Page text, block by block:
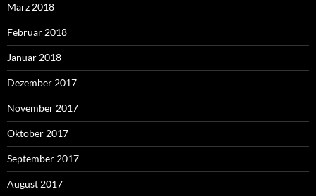
März 2018
Februar 2018
Januar 2018
Dezember 2017
November 2017
Oktober 2017
September 2017
August 2017